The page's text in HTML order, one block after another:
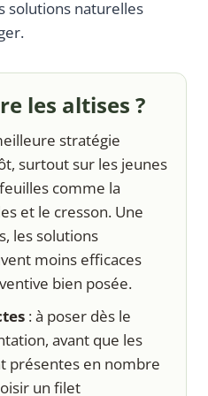
solutions naturelles
les altises ?
stratégie
surtout sur les jeunes
comme la
et le cresson. Une
les solutions
moins efficaces
bien posée.
: à poser dès le
avant que les
présentes en nombre
un filet